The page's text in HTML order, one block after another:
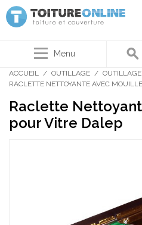
Menu
ACCUEIL / OUTILLAGE /
RACLETTE NETTOYANTE AVEC
Raclette
pour Vitre Dalep